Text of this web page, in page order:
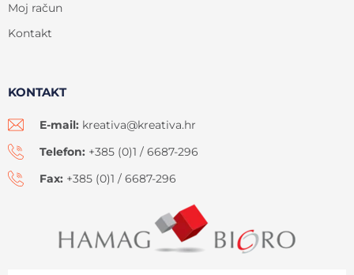
Moj račun
Kontakt
KONTAKT
E-mail: kreativa@kreativa.hr
Telefon: +385 (0)1 / 6687-296
Fax: +385 (0)1 / 6687-296